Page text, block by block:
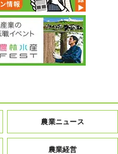
農業ニュース
農業経営